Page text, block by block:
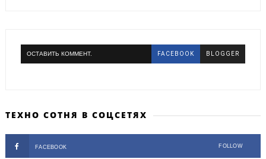
ОСТАВИТЬ КОММЕНТ. FACEBOOK BLOGGER
ТЕХНО СОТНЯ В СОЦСЕТЯХ
FACEBOOK FOLLOW